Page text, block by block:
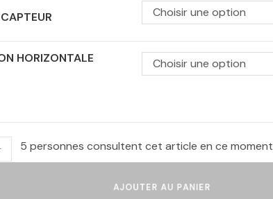
Choisir une option
HORIZONTALE Choisir une option
5 personnes consultent cet article en ce moment
AJOUTER AU PANIER